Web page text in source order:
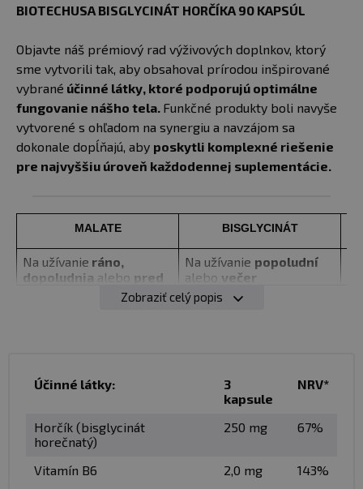
BIOTECHUSA BISGLYCINÁT HORČÍKA 90 KAPSÚL
Objavte náš prémiový rad výživových doplnkov, ktorý
sme vytvorili tak, aby obsahoval prírodou inšpirované
vybrané účinné látky, ktoré podporujú optimálne
fungovanie nášho tela. Funkčné produkty boli navyše
vytvorené s ohľadom na synergiu a navzájom sa
dokonale dopĺňajú, aby poskytli komplexné riešenie
pre najvyššiu úroveň každodennej suplementácie.
MALATE BISGLYCINÁT
Na užívanie ráno,
dopoludnia alebo pred
fyzickým cvičením
Na užívanie popoludní
alebo večer
Vysoko vstrebateľný s
Vysoká vstrebateľnosť s
podporouvitamínu B6
Zobraziť celý popis
Účinné látky:
3
kapsule
NRV*
Horčík (bisglycinát
horečnatý)
250 mg 67%
Vitamín B6 2,0 mg 143%